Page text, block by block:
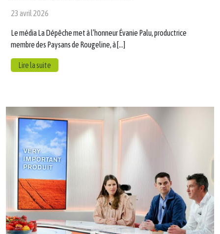
23 avril 2026
Le média La Dépêche met à l’honneur Évanie Palu, productrice
membre des Paysans de Rougeline, à […]
Lire la suite